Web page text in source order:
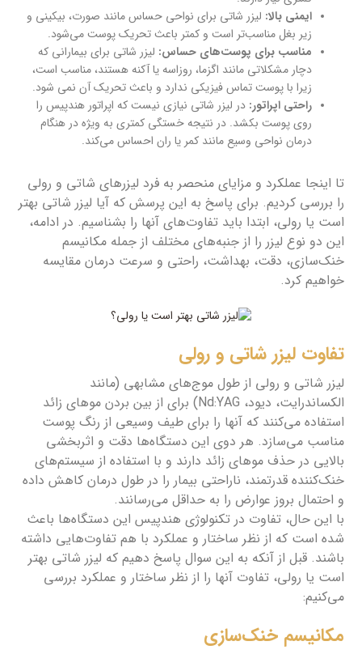
ایمنی بالا: لیزر شاتی برای نواحی حساس مانند صورت، بیکینی و
زیر بغل مناسب‌تر است و کمتر باعث تحریک پوست می‌شود.
مناسب برای پوست‌های حساس: لیزر شاتی برای بیمارانی که
دچار مشکلاتی مانند اگزما، روزاسه یا آکنه هستند، مناسب است،
زیرا با پوست تماس فیزیکی ندارد و باعث تحریک آن نمی شود.
راحتی اپراتور: در لیزر شاتی نیازی نیست که اپراتور هندپیس را
روی پوست بکشد. در نتیجه خستگی کمتری به ویژه در هنگام
درمان نواحی وسیع مانند کمر یا ران احساس می‌کند.
تا اینجا عملکرد و مزایای منحصر به فرد لیزرهای شاتی و رولی
را بررسی کردیم. برای پاسخ به این پرسش که آیا لیزر شاتی بهتر
است یا رولی، ابتدا باید تفاوت‌های آنها را بشناسیم. در ادامه،
این دو نوع لیزر را از جنبه‌های مختلف از جمله مکانیسم
خنک‌سازی، دقت، بهداشت، راحتی و سرعت درمان مقایسه
خواهیم کرد.
تفاوت‌ لیزر شاتی و رولی
لیزر شاتی و رولی از طول موج‌های مشابهی (مانند
الکساندرایت، دیود، Nd:YAG) برای از بین بردن موهای زائد
استفاده می‌کنند که آنها را برای طیف وسیعی از رنگ پوست
مناسب می‌سازد. هر دوی این دستگاه‌ها دقت و اثربخشی
بالایی در حذف موهای زائد دارند و با استفاده از سیستم‌های
خنک‌کننده قدرتمند، ناراحتی بیمار را در طول درمان کاهش داده
و احتمال بروز عوارض را به حداقل می‌رسانند.
با این حال، تفاوت در تکنولوژی هندپیس این دستگاه‌ها باعث
شده است که از نظر ساختار و عملکرد با هم تفاوت‌هایی داشته
باشند. قبل از آنکه به این سوال پاسخ دهیم که لیزر شاتی بهتر
است یا رولی، تفاوت آنها را از نظر ساختار و عملکرد بررسی
می‌کنیم:
مکانیسم خنک‌سازی